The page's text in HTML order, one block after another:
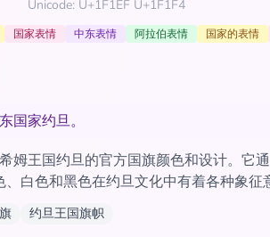
Unicode: U+1F1EF U+1F1F4
国家表情 中东表情 阿拉伯表情 国家的表情
国家约旦。
姆王国约旦的官方国旗颜色和设计。它
白色和黑色在约旦文化中有着各种象征
约旦王国旗帜